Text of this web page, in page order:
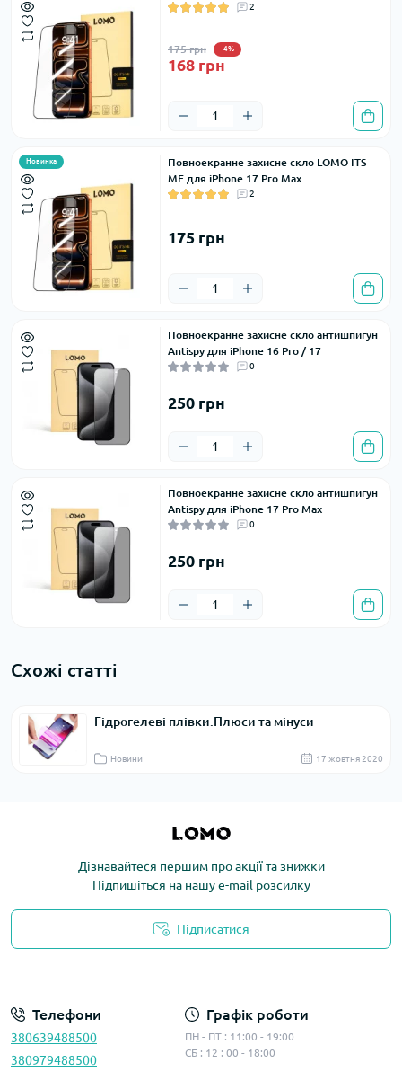
2
175 грн -4%
168 грн
Новинка
Повноекранне захисне скло LOMO ITS
ME для iPhone 17 Pro Max
2
175 грн
Повноекранне захисне скло антишпигун
Antispy для iPhone 16 Pro / 17
0
250 грн
Повноекранне захисне скло антишпигун
Antispy для iPhone 17 Pro Max
0
250 грн
Схожі статті
Гідрогелеві плівки.Плюси та мінуси
Новини 17 жовтня 2020
Дізнавайтеся першим про акції та знижки
Підпишіться на нашу e-mail розсилку
Підписатися
Телефони
380639488500
380979488500
Графік роботи
ПН - ПТ : 11:00 - 19:00
СБ : 12 : 00 - 18:00